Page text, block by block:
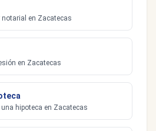
en Zacatecas
en Zacatecas
hipoteca en Zacatecas